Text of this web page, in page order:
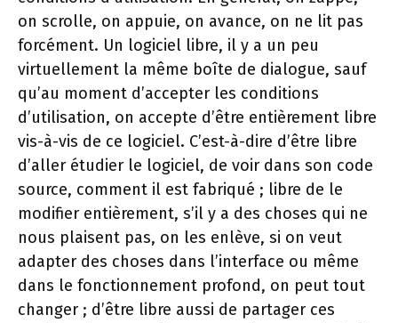
on scrolle, on appuie, on avance, on ne lit pas
forcément. Un logiciel libre, il y a un peu
virtuellement la même boîte de dialogue, sauf
qu’au moment d’accepter les conditions
d’utilisation, on accepte d’être entièrement libre
vis-à-vis de ce logiciel. C’est-à-dire d’être libre
d’aller étudier le logiciel, de voir dans son code
source, comment il est fabriqué ; libre de le
modifier entièrement, s’il y a des choses qui ne
nous plaisent pas, on les enlève, si on veut
adapter des choses dans l’interface ou même
dans le fonctionnement profond, on peut tout
changer ; d’être libre aussi de partager ces